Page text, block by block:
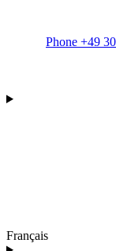
Phone +49
Français